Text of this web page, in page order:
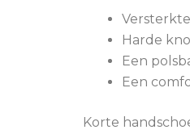
Harde
Een
Een
Korte